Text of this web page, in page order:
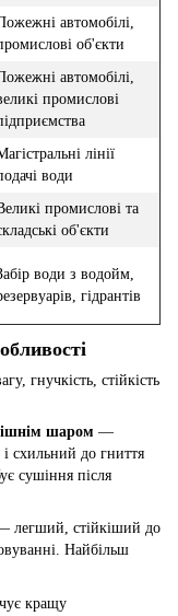
автомобілі,
об'єкти
автомобілі,
промислові
лінії
води
промислові та
об'єкти
води з водойм,
гідрантів
гнучкість, стійкість
шаром —
схильний до гниття
сушіння після
легший, стійкіший до
Найбільш
кращу